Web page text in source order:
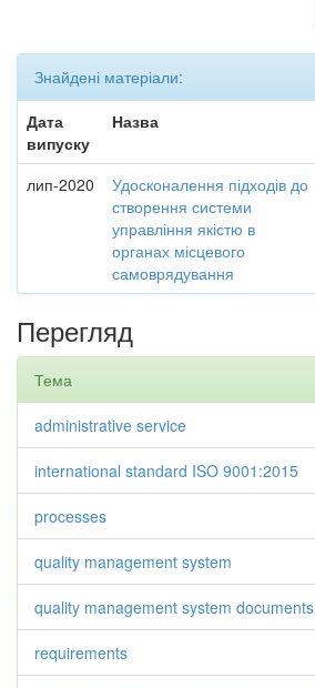
Знайдені матеріали:
Дата
випуску
Назва
лип-2020
Удосконалення підходів до
створення системи
управління якістю в
органах місцевого
самоврядування
Перегляд
Тема
administrative service
international standard ISO 9001:2015
processes
quality management system
quality management system documents
requirements